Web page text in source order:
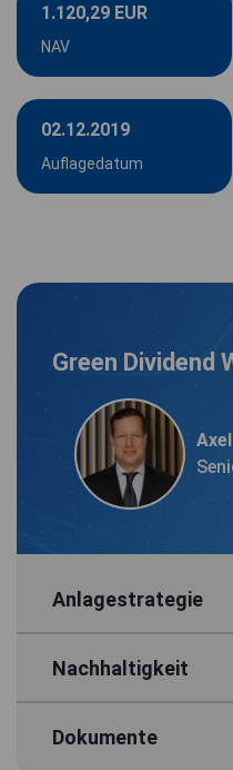
1.120,29 EUR
NAV
02.12.2019
Auflagedatum
Green Dividend
Anlagestrategie
Nachhaltigkeit
Dokumente